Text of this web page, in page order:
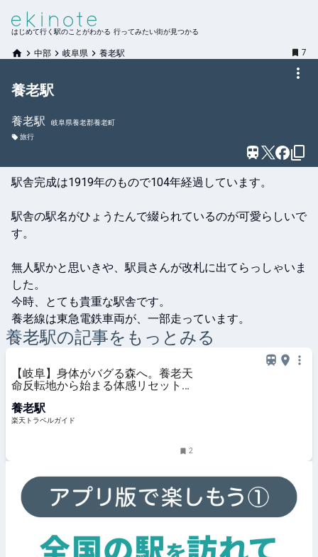
はじめて行く駅のことがわかる 行ってみたい街が見つかる
中部 岐阜県 養老駅 7
養老駅
養老駅
岐阜県養老郡養老町
旅行
駅舎完成は1919年のもので104年経過しています。
駅舎の駅名がひょうたんで綴られているのが可愛らしいで
す。
無人駅かと思いきや、駅員さんが改札に出てらっしゃいま
した。
今時、とても貴重な駅舎です。
養老線は東急電鉄車両が、一部走っています。
養老駅の記事をもっとみる
【岐阜】身体がバグる森へ。養老天
命反転地から始まる体感リセット旅
養老駅
楽天トラベルガイド
2